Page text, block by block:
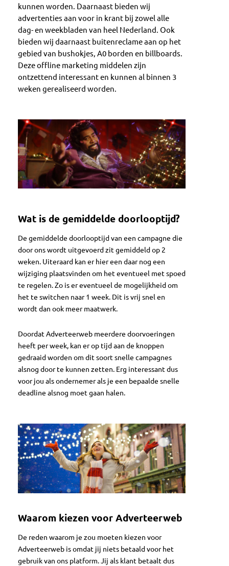
kunnen worden. Daarnaast bieden wij
advertenties aan voor in krant bij zowel alle
dag- en weekbladen van heel Nederland. Ook
bieden wij daarnaast buitenreclame aan op het
gebied van bushokjes, A0 borden en billboards.
Deze offline marketing middelen zijn
ontzettend interessant en kunnen al binnen 3
weken gerealiseerd worden.
Wat is de gemiddelde doorlooptijd?
De gemiddelde doorlooptijd van een campagne die
door ons wordt uitgevoerd zit gemiddeld op 2
weken. Uiteraard kan er hier een daar nog een
wijziging plaatsvinden om het eventueel met spoed
te regelen. Zo is er eventueel de mogelijkheid om
het te switchen naar 1 week. Dit is vrij snel en
wordt dan ook meer maatwerk.
Doordat Adverteerweb meerdere doorvoeringen
heeft per week, kan er op tijd aan de knoppen
gedraaid worden om dit soort snelle campagnes
alsnog door te kunnen zetten. Erg interessant dus
voor jou als ondernemer als je een bepaalde snelle
deadline alsnog moet gaan halen.
Waarom kiezen voor Adverteerweb
De reden waarom je zou moeten kiezen voor
Adverteerweb is omdat jij niets betaald voor het
gebruik van ons platform. Jij als klant betaalt dus